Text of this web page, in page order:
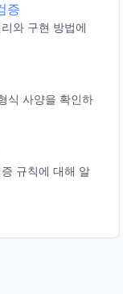
증
와 구현 방법에
식 사양을 확인하
규칙에 대해 알